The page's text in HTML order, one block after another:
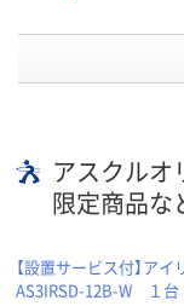
アスクルオ
限定商品な
【設置サービス付】ア
AS3IRSD-12B-W １台